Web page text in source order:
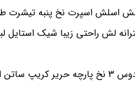
اسلش اسپرت نخ پنبه تیشرت
لش راحتی زیبا شیک استایل